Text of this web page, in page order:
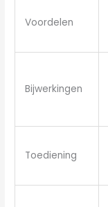
Voordelen
Bijwerkingen
Toediening